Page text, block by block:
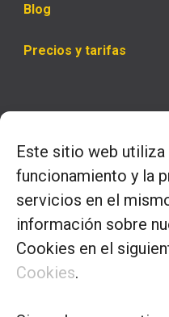
Este sitio web
funcionamiento y la
servicios en el
información sobre
Cookies en el
Cookies.
Blog
Precios y tarifas
– Lunes a jueves
9.00 a 14.00 y 16.00 a
– Viernes:
9.30 a 13.30